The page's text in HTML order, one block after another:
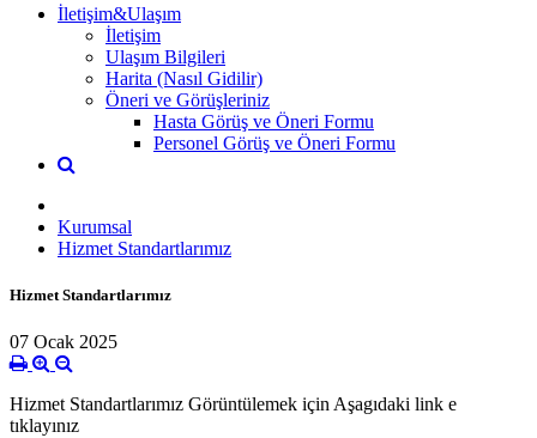
İletişim&Ulaşım
İletişim
Ulaşım Bilgileri
Harita (Nasıl Gidilir)
Öneri ve Görüşleriniz
Hasta Görüş ve Öneri Formu
Personel Görüş ve Öneri Formu
Kurumsal
Hizmet Standartlarımız
Hizmet Standartlarımız
07 Ocak 2025
Hizmet Standartlarımız Görüntülemek için Aşagıdaki link e
tıklayınız